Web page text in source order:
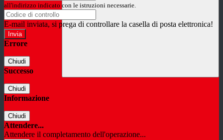
all'indirizzo indicato con le istruzioni necessarie.
E-mail inviata, si prega di controllare la casella di posta elettronica!
Errore
Chiudi
Successo
Chiudi
Informazione
Chiudi
Attendere...
Attendere il completamento dell'operazione...